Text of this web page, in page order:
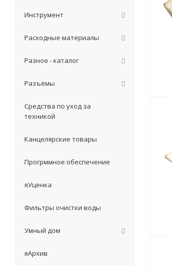
Инструмент
Расходные материалы
Разное - каталог
Разъёмы
Средства по уход за
техникой
Канцелярские товары
Прогрммное обеспечение
яУценка
Фильтры очистки воды
Умный дом
яАрхив